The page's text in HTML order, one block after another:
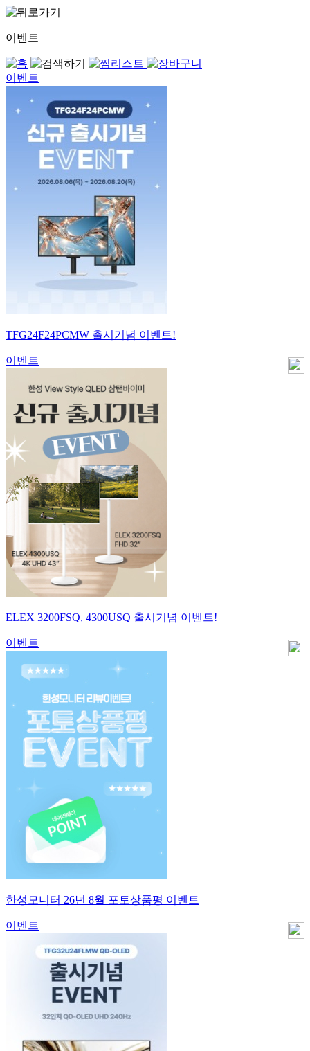
이벤트
이벤트
TFG24F24PCMW 출시기념 이벤트!
이벤트
ELEX 3200FSQ, 4300USQ 출시기념 이벤트!
이벤트
한성모니터 26년 8월 포토상품평 이벤트
이벤트